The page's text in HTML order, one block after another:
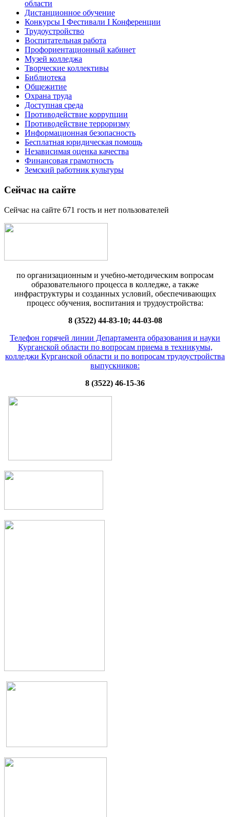
области
Дистанционное обучение
Конкурсы I Фестивали I Конференции
Трудоустройство
Воспитательная работа
Профориентационный кабинет
Музей колледжа
Творческие коллективы
Библиотека
Общежитие
Охрана труда
Доступная среда
Противодействие коррупции
Противодействие терроризму
Информационная безопасность
Бесплатная юридическая помощь
Независимая оценка качества
Финансовая грамотность
Земский работник культуры
Сейчас на сайте
Сейчас на сайте 671 гость и нет пользователей
по организационным и учебно-методическим вопросам
образовательного процесса в колледже, а также
инфраструктуры и созданных условий, обеспечивающих
процесс обучения, воспитания и трудоустройства:
8 (3522) 44-83-10; 44-03-08
Телефон горячей линии Департамента образования и науки
Курганской области по вопросам приема в техникумы,
колледжи Курганской области и по вопросам трудоустройства
выпускников:
8 (3522) 46-15-36